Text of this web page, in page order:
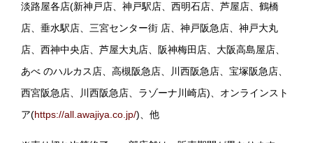
淡路屋各店(新神戸店、神戸駅店、西明石店、芦屋店、鶴橋
店、垂水駅店、三宮センター街 店、神戸阪急店、神戸大丸
店、西神中央店、芦屋大丸店、阪神梅田店、大阪高島屋店、
あべ のハルカス店、高槻阪急店、川西阪急店、宝塚阪急店、
西宮阪急店、川西阪急店、ラゾーナ川崎店)、オンラインスト
ア(https://all.awajiya.co.jp/)、他